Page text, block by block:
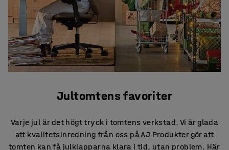
Jultomtens favoriter
Varje jul är det högt tryck i tomtens verkstad. Vi är glada
att kvalitetsinredning från oss på AJ Produkter gör att
tomten kan få julklapparna klara i tid, utan problem. Här